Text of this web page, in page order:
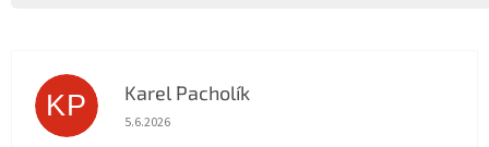
KP Karel Pacholík
Hodnocení obchodu je 4 z 5 hvězdiček.
5.6.2026